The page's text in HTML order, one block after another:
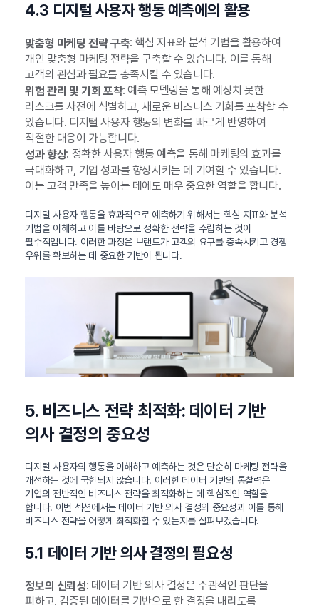
4.3 디지털 사용자 행동 예측에의 활용
맞춤형 마케팅 전략 구축: 핵심 지표와 분석 기법을 활용하여
개인 맞춤형 마케팅 전략을 구축할 수 있습니다. 이를 통해
고객의 관심과 필요를 충족시킬 수 있습니다.
위험 관리 및 기회 포착: 예측 모델링을 통해 예상치 못한
리스크를 사전에 식별하고, 새로운 비즈니스 기회를 포착할 수
있습니다. 디지털 사용자 행동의 변화를 빠르게 반영하여
적절한 대응이 가능합니다.
성과 향상: 정확한 사용자 행동 예측을 통해 마케팅의 효과를
극대화하고, 기업 성과를 향상시키는 데 기여할 수 있습니다.
이는 고객 만족을 높이는 데에도 매우 중요한 역할을 합니다.
디지털 사용자 행동을 효과적으로 예측하기 위해서는 핵심 지표와 분석
기법을 이해하고 이를 바탕으로 정확한 전략을 수립하는 것이
필수적입니다. 이러한 과정은 브랜드가 고객의 요구를 충족시키고 경쟁
우위를 확보하는 데 중요한 기반이 됩니다.
5. 비즈니스 전략 최적화: 데이터 기반
의사 결정의 중요성
디지털 사용자의 행동을 이해하고 예측하는 것은 단순히 마케팅 전략을
개선하는 것에 국한되지 않습니다. 이러한 데이터 기반의 통찰력은
기업의 전반적인 비즈니스 전략을 최적화하는 데 핵심적인 역할을
합니다. 이번 섹션에서는 데이터 기반 의사 결정의 중요성과 이를 통해
비즈니스 전략을 어떻게 최적화할 수 있는지를 살펴보겠습니다.
5.1 데이터 기반 의사 결정의 필요성
정보의 신뢰성: 데이터 기반 의사 결정은 주관적인 판단을
피하고, 검증된 데이터를 기반으로 한 결정을 내리도록